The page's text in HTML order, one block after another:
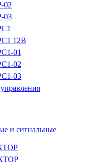
02
03
12В
01
02
03
и сигнальные